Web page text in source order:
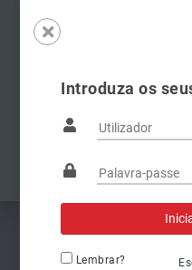
Introduza os
Lembrar?
Famílias